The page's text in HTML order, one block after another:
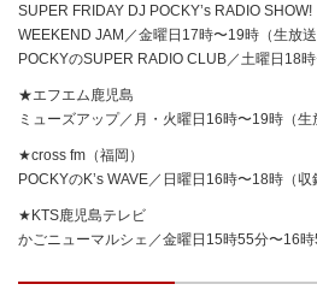
SUPER FRIDAY DJ POCKY’s RADIO SHOW!
WEEKEND JAM／金曜日17時〜19時（生放送
POCKYのSUPER RADIO CLUB／土曜日18時
★エフエム鹿児島
ミューズアップ／月・火曜日16時〜19時（生
★cross fm（福岡）
POCKYのK’s WAVE／日曜日16時〜18時（収
★KTS鹿児島テレビ
かごニューマルシェ／金曜日15時55分〜16時